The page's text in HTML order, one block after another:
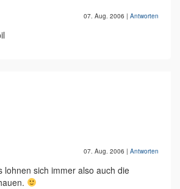
07. Aug. 2006 | Antworten
07. Aug. 2006 | Antworten
lohnen sich immer also auch die